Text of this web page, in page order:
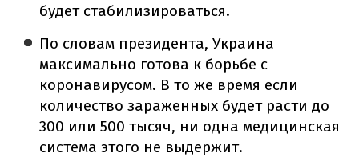
будет стабилизироваться.
По словам президента, Украина
максимально готова к борьбе с
коронавирусом. В то же время если
количество зараженных будет расти до
300 или 500 тысяч, ни одна медицинская
система этого не выдержит.